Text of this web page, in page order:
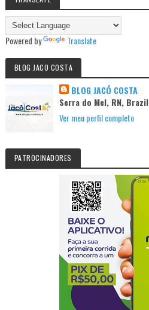
Powered by Translate
BLOG JACO COSTA
BLOG JACÓ COSTA
Serra do Mel, RN, Brazil
Ver meu perfil completo
PATROCINADORES